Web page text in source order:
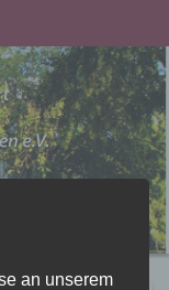
an unserem